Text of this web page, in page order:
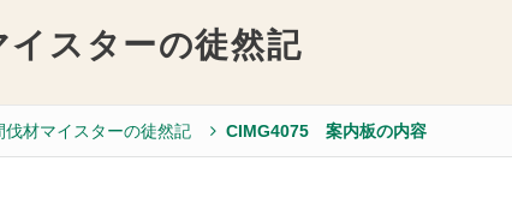
イスターの徒然記
伐材マイスターの徒然記 CIMG4075 案内板の内容